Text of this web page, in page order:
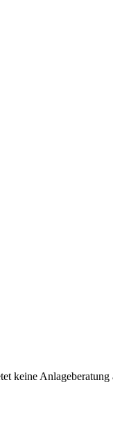
keine Anlageberatung